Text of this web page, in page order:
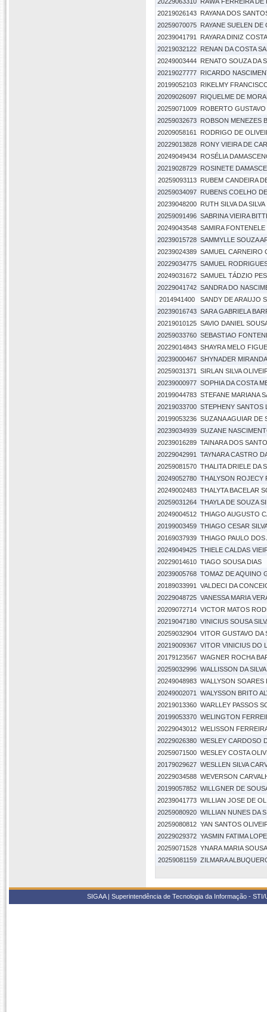
20219026143 RAYANA DOS
20259070075 RAYANE SUELEN
20239041791
RAYARA DINIZ COSTA
20219032122 RENAN DA COSTA
20249003444 RENATO SOUZA DA
20219027777 RICARDO
20199052103 RIKELMY
20209026097 RIQUELME DE
20259071009 ROBERTO GUSTAVO
20259032673 ROBSON MENEZES
20209058161
RODRIGO DE
20229013828 RONY VIEIRA DE
20249049434 ROSÉLIA
20219028729 ROSINETE
20259093113
RUBEM CANDEIRA
20259034097 RUBENS COELHO
20239048200 RUTH SILVA DA SILVA
20259091496 SABRINA VIEIRA
20249043548 SAMIRA FONTENELE
20239015728 SAMMYLLE SOUZA
20239024389 SAMUEL CARNEIRO
20229034775 SAMUEL
20249031672 SAMUEL TÁDZIO
20229041742 SANDRA DO
2014941400
SANDY DE ARAUJO
20239016743 SARA GABRIELA
20219010125 SAVIO DANIEL
20259033760 SEBASTIAO
20229014843 SHAYRA MELO
20239000467 SHYNADER
20259031371
SIRLAN SILVA
20239000977 SOPHIA DA COSTA
20199044783 STEFANE MARIANA
20219033700 STEPHENY SANTOS
20199053236 SUZANA AGUIAR DE
20239034939 SUZANE
20239016289 TAINARA DOS
20229042991
TAYNARA CASTRO
20259081570 THALITA DRIELE DA
20249052780 THALYSON ROJECY
20249002483 THALYTA BACELAR
20259031264 THAYLA DE SOUZA
20249004512 THIAGO AUGUSTO
20199003459 THIAGO CESAR
20169037939 THIAGO PAULO
20249049425 THIELE CALDAS
20229014610 TIAGO SOUSA DIAS
20239005768 TOMAZ DE AQUINO
20189033991
VALDECI DA
20229048725 VANESSA MARIA
20209072714 VICTOR MATOS
20219047180 VINICIUS SOUSA
20259032904 VITOR GUSTAVO DA
20219009367 VITOR VINICIUS DO
20179123567 WAGNER ROCHA
20259032996 WALLISSON DA
20249048983 WALLYSON SOARES
20249002071
WALYSSON BRITO
20219013360 WARLLEY PASSOS
20199053370 WELINGTON
20229043012 WELISSON
20229026380 WESLEY CARDOSO
20259071500 WESLEY COSTA
20179029627 WESLLEN SILVA
20229034588 WEVERSON
20199057852 WILLGNER DE
20239041773 WILLIAN JOSE DE
20259080920 WILLIAN NUNES DA
20259080812 YAN SANTOS
20229029372 YASMIN FATIMA
20259071528 YNARA MARIA
20259081159 ZILMARA
SIGAA | Superintendência de Tecnologia da Informação -